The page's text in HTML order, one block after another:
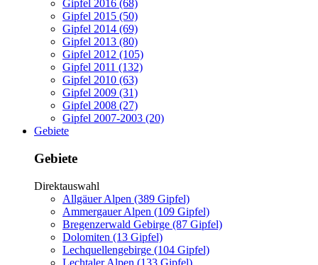
Gipfel 2016 (68)
Gipfel 2015 (50)
Gipfel 2014 (69)
Gipfel 2013 (80)
Gipfel 2012 (105)
Gipfel 2011 (132)
Gipfel 2010 (63)
Gipfel 2009 (31)
Gipfel 2008 (27)
Gipfel 2007-2003 (20)
Gebiete
Gebiete
Direktauswahl
Allgäuer Alpen (389 Gipfel)
Ammergauer Alpen (109 Gipfel)
Bregenzerwald Gebirge (87 Gipfel)
Dolomiten (13 Gipfel)
Lechquellengebirge (104 Gipfel)
Lechtaler Alpen (133 Gipfel)